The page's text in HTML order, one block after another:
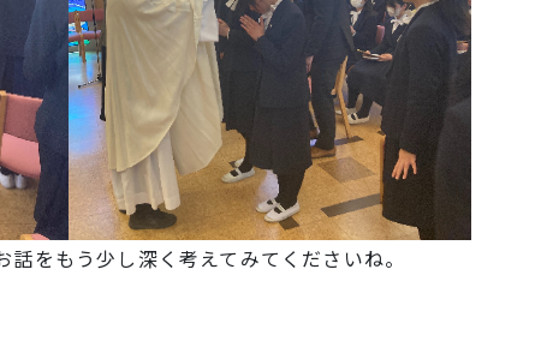
をもう少し深く考えてみてくださいね。